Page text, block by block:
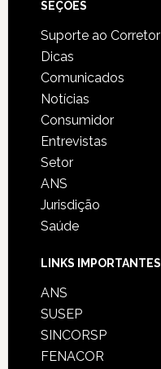
SEÇÕES
Suporte ao Corretor
Dicas
Comunicados
Notícias
Consumidor
Entrevistas
Setor
ANS
Jurisdição
Saúde
LINKS IMPORTANTES
ANS
SUSEP
SINCORSP
FENACOR